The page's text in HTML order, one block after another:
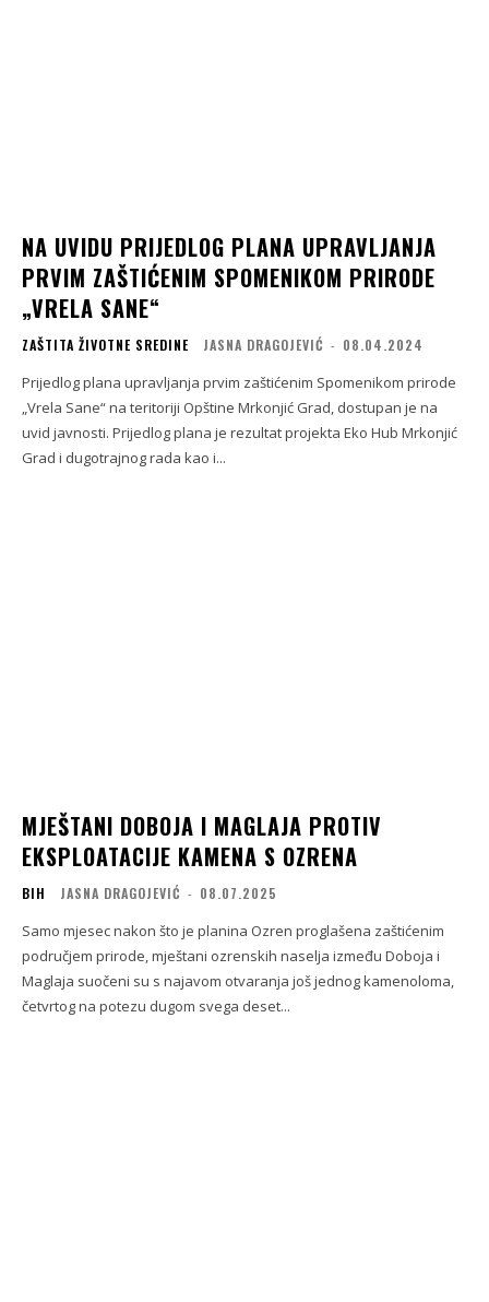
NA UVIDU PRIJEDLOG PLANA UPRAVLJANJA
PRVIM ZAŠTIĆENIM SPOMENIKOM PRIRODE
„VRELA SANE“
ZAŠTITA ŽIVOTNE SREDINE JASNA DRAGOJEVIĆ - 08.04.2024
Prijedlog plana upravljanja prvim zaštićenim Spomenikom prirode
„Vrela Sane“ na teritoriji Opštine Mrkonjić Grad, dostupan je na
uvid javnosti. Prijedlog plana je rezultat projekta Eko Hub Mrkonjić
Grad i dugotrajnog rada kao i...
MJEŠTANI DOBOJA I MAGLAJA PROTIV
EKSPLOATACIJE KAMENA S OZRENA
BIH JASNA DRAGOJEVIĆ - 08.07.2025
Samo mjesec nakon što je planina Ozren proglašena zaštićenim
područjem prirode, mještani ozrenskih naselja između Doboja i
Maglaja suočeni su s najavom otvaranja još jednog kamenoloma,
četvrtog na potezu dugom svega deset...